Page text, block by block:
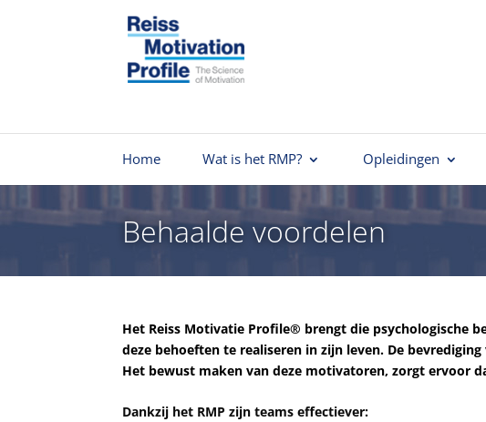
Home Wat is het RMP? Opleidingen
Behaalde voordelen
Het Reiss Motivatie Profile® brengt die psychologische
deze behoeften te realiseren in zijn leven. De
Het bewust maken van deze motivatoren, zorgt ervoor
Dankzij het RMP zijn teams effectiever: